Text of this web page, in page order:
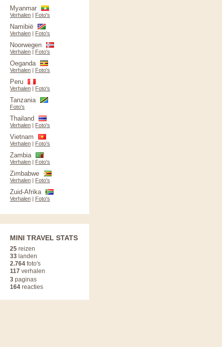
Myanmar
Verhalen | Foto's
Namibië
Verhalen | Foto's
Noorwegen
Verhalen | Foto's
Oeganda
Verhalen | Foto's
Peru
Verhalen | Foto's
Tanzania
Foto's
Thailand
Verhalen | Foto's
Vietnam
Verhalen | Foto's
Zambia
Verhalen | Foto's
Zimbabwe
Verhalen | Foto's
Zuid-Afrika
Verhalen | Foto's
MINI TRAVEL STATS
25 reizen
33 landen
2.764 foto's
117 verhalen
3 paginas
164 reacties